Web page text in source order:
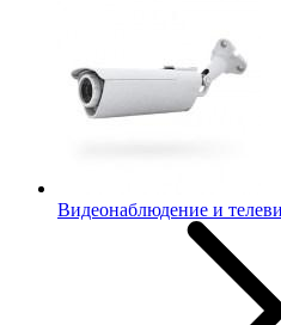
Видеонаблюдение и